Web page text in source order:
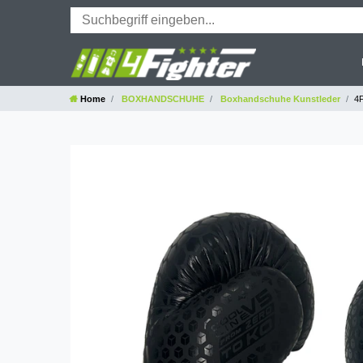
Home BOXHANDSCHUHE Boxhandschuhe Kunstleder